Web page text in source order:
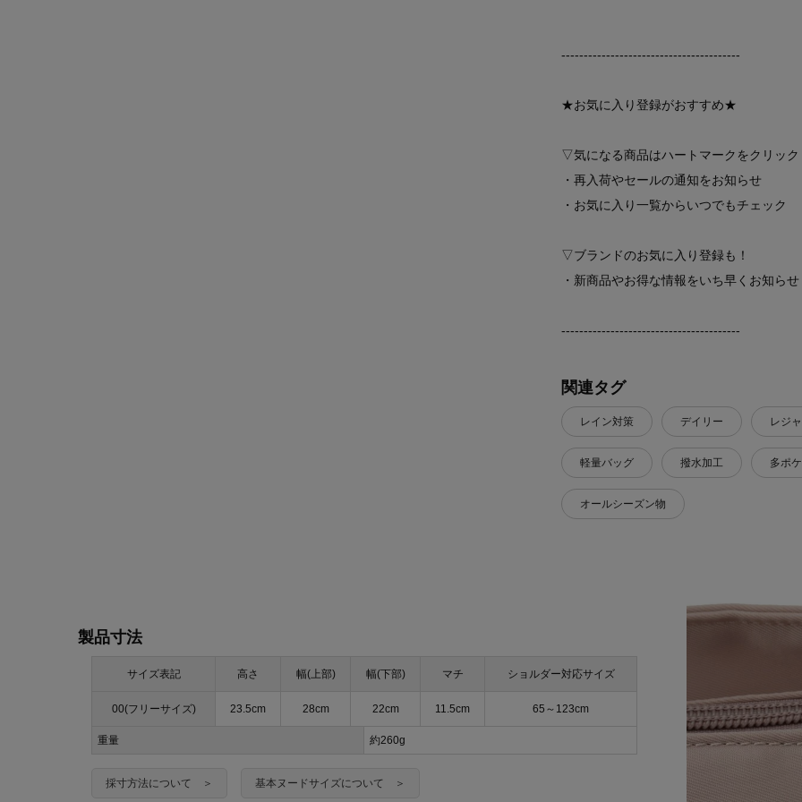
----------------------------------------
★お気に入り登録がおすすめ★
▽気になる商品はハートマークをクリック
・再入荷やセールの通知をお知らせ
・お気に入り一覧からいつでもチェック
▽ブランドのお気に入り登録も！
・新商品やお得な情報をいち早くお知らせ
----------------------------------------
関連タグ
レイン対策 デイリー レジ
軽量バッグ 撥水加工 多ポ
オールシーズン物
製品寸法
サイズ表記 高さ 幅(上部) 幅(下部) マチ ショルダー対応サイズ
00(フリーサイズ) 23.5cm 28cm 22cm 11.5cm 65～123cm
重量 約260g
採寸方法について ＞ 基本ヌードサイズについて ＞